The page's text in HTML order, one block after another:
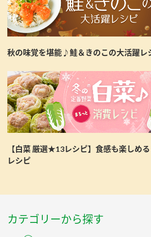
秋の味覚を堪能♪鮭＆きのこの大活躍レ
【白菜 厳選★13レシピ】食感も楽しめ
レシピ
カテゴリーから探す